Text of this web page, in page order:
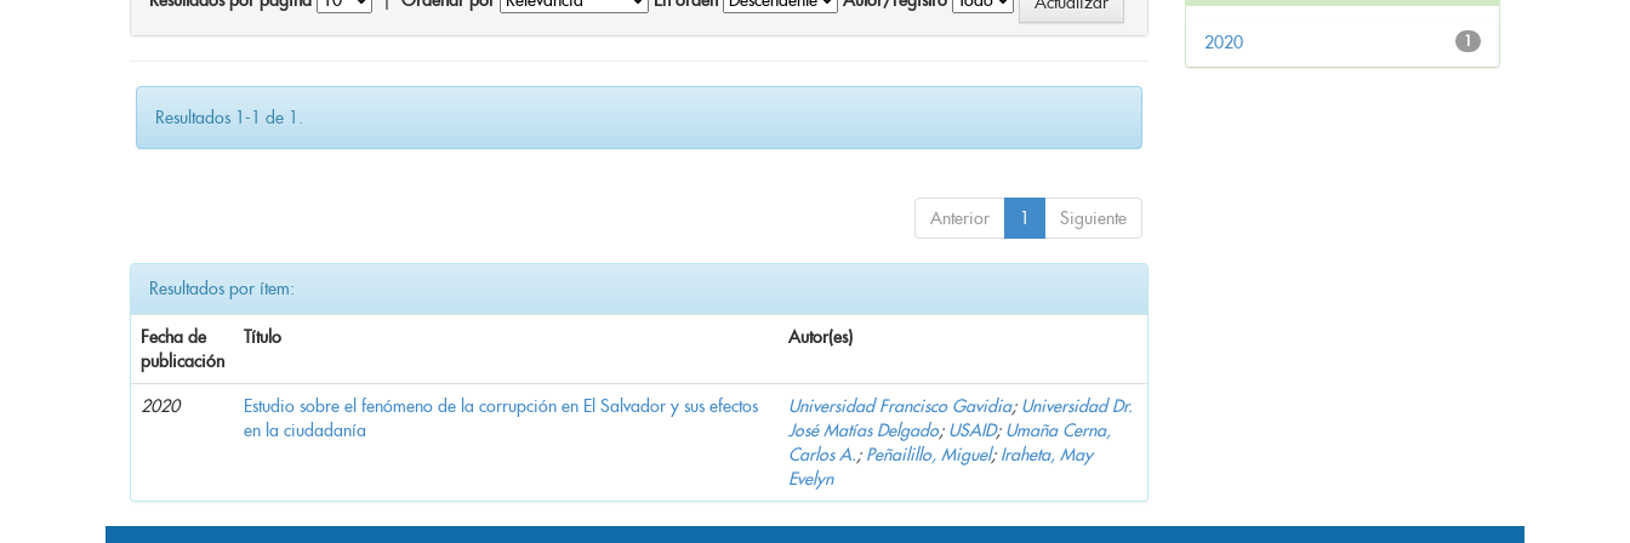
Resultados 1-1 de 1.
Anterior 1 Siguiente
Resultados por ítem:
Fecha de
publicación
Título Autor(es)
2020
Estudio sobre el fenómeno de la corrupción en El Salvador y sus efectos
en la ciudadanía
Universidad Francisco Gavidia; Universidad Dr.
José Matías Delgado; USAID; Umaña Cerna,
Carlos A.; Peñailillo, Miguel; Iraheta, May
Evelyn
1
2020